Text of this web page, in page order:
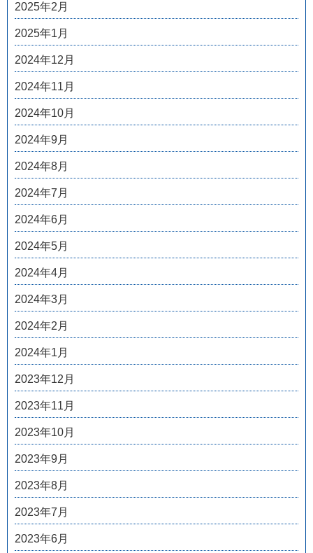
2025年2月
2025年1月
2024年12月
2024年11月
2024年10月
2024年9月
2024年8月
2024年7月
2024年6月
2024年5月
2024年4月
2024年3月
2024年2月
2024年1月
2023年12月
2023年11月
2023年10月
2023年9月
2023年8月
2023年7月
2023年6月